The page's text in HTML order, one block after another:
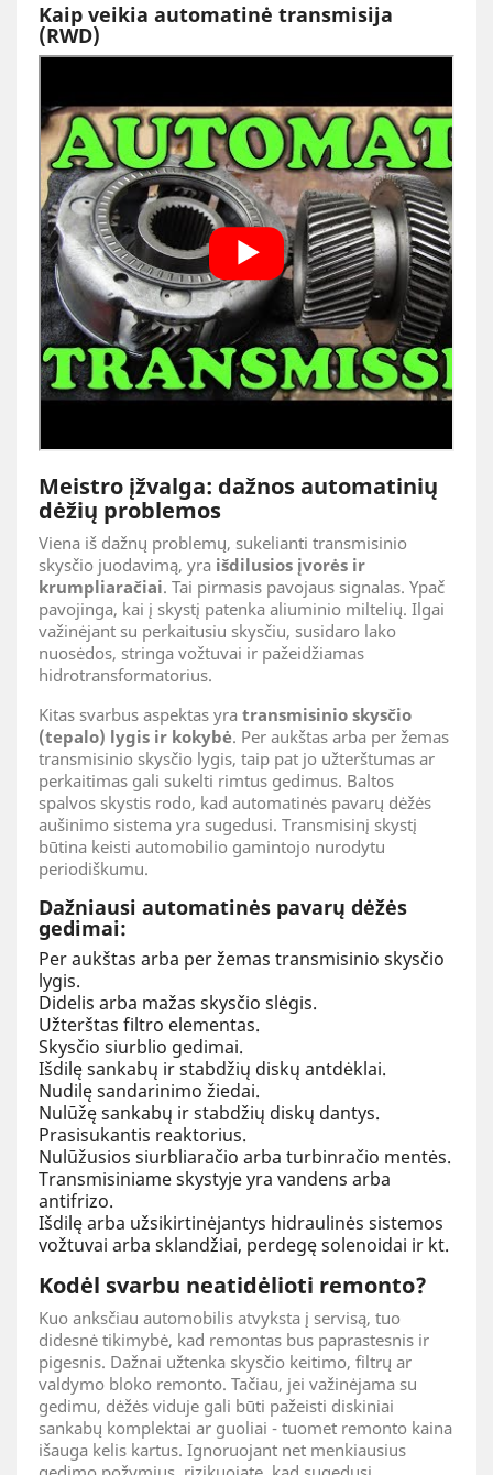
Kaip veikia automatinė transmisija
(RWD)
Meistro įžvalga: dažnos automatinių
dėžių problemos
Viena iš dažnų problemų, sukelianti transmisinio
skysčio juodavimą, yra išdilusios įvorės ir
krumpliaračiai. Tai pirmasis pavojaus signalas. Ypač
pavojinga, kai į skystį patenka aliuminio miltelių. Ilgai
važinėjant su perkaitusiu skysčiu, susidaro lako
nuosėdos, stringa vožtuvai ir pažeidžiamas
hidrotransformatorius.
Kitas svarbus aspektas yra transmisinio skysčio
(tepalo) lygis ir kokybė. Per aukštas arba per žemas
transmisinio skysčio lygis, taip pat jo užterštumas ar
perkaitimas gali sukelti rimtus gedimus. Baltos
spalvos skystis rodo, kad automatinės pavarų dėžės
aušinimo sistema yra sugedusi. Transmisinį skystį
būtina keisti automobilio gamintojo nurodytu
periodiškumu.
Dažniausi automatinės pavarų dėžės
gedimai:
Per aukštas arba per žemas transmisinio skysčio
lygis.
Didelis arba mažas skysčio slėgis.
Užterštas filtro elementas.
Skysčio siurblio gedimai.
Išdilę sankabų ir stabdžių diskų antdėklai.
Nudilę sandarinimo žiedai.
Nulūžę sankabų ir stabdžių diskų dantys.
Prasisukantis reaktorius.
Nulūžusios siurbliaračio arba turbinračio mentės.
Transmisiniame skystyje yra vandens arba
antifrizo.
Išdilę arba užsikirtinėjantys hidraulinės sistemos
vožtuvai arba sklandžiai, perdegę solenoidai ir kt.
Kodėl svarbu neatidėlioti remonto?
Kuo anksčiau automobilis atvyksta į servisą, tuo
didesnė tikimybė, kad remontas bus paprastesnis ir
pigesnis. Dažnai užtenka skysčio keitimo, filtrų ar
valdymo bloko remonto. Tačiau, jei važinėjama su
gedimu, dėžės viduje gali būti pažeisti diskiniai
sankabų komplektai ar guoliai - tuomet remonto kaina
išauga kelis kartus. Ignoruojant net menkiausius